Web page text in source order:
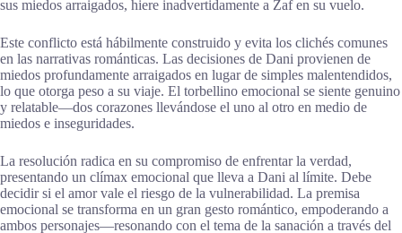
sus miedos arraigados, hiere inadvertidamente a Zaf en su vuelo.
Este conflicto está hábilmente construido y evita los clichés comunes
en las narrativas románticas. Las decisiones de Dani provienen de
miedos profundamente arraigados en lugar de simples malentendidos,
lo que otorga peso a su viaje. El torbellino emocional se siente genuino
y relatable—dos corazones llevándose el uno al otro en medio de
miedos e inseguridades.
La resolución radica en su compromiso de enfrentar la verdad,
presentando un clímax emocional que lleva a Dani al límite. Debe
decidir si el amor vale el riesgo de la vulnerabilidad. La premisa
emocional se transforma en un gran gesto romántico, empoderando a
ambos personajes—resonando con el tema de la sanación a través del